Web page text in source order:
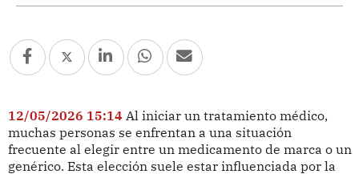
12/05/2026 15:14 Al iniciar un tratamiento médico,
muchas personas se enfrentan a una situación
frecuente al elegir entre un medicamento de marca o un
genérico. Esta elección suele estar influenciada por la